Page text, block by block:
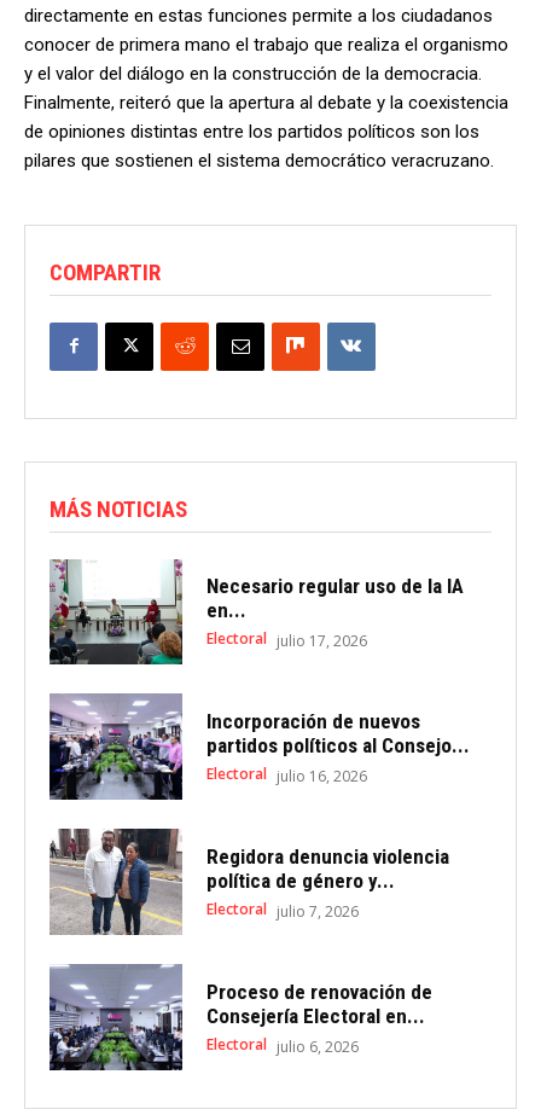
directamente en estas funciones permite a los ciudadanos
conocer de primera mano el trabajo que realiza el organismo
y el valor del diálogo en la construcción de la democracia.
Finalmente, reiteró que la apertura al debate y la coexistencia
de opiniones distintas entre los partidos políticos son los
pilares que sostienen el sistema democrático veracruzano.
COMPARTIR
MÁS NOTICIAS
Necesario regular uso de la IA
en...
Electoral julio 17, 2026
Incorporación de nuevos
partidos políticos al Consejo...
Electoral julio 16, 2026
Regidora denuncia violencia
política de género y...
Electoral julio 7, 2026
Proceso de renovación de
Consejería Electoral en...
Electoral julio 6, 2026